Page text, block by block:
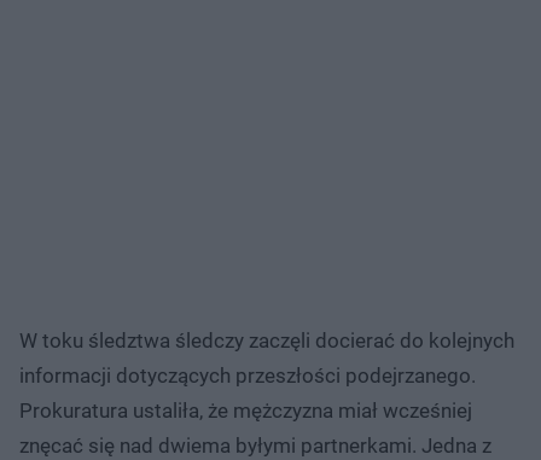
W toku śledztwa śledczy zaczęli docierać do kolejnych
informacji dotyczących przeszłości podejrzanego.
Prokuratura ustaliła, że mężczyzna miał wcześniej
znęcać się nad dwiema byłymi partnerkami. Jedna z